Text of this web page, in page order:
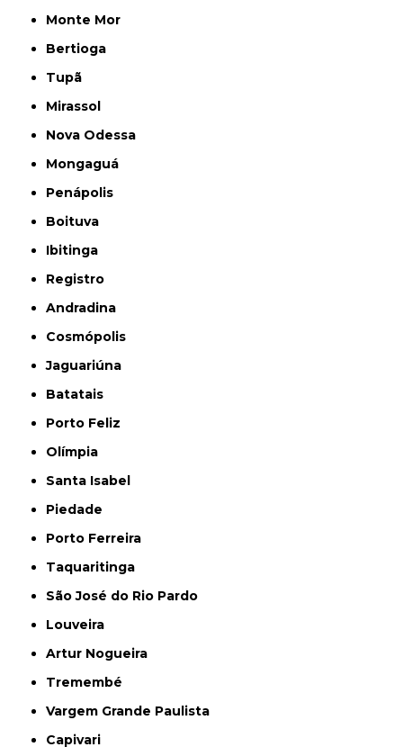
Monte Mor
Bertioga
Tupã
Mirassol
Nova Odessa
Mongaguá
Penápolis
Boituva
Ibitinga
Registro
Andradina
Cosmópolis
Jaguariúna
Batatais
Porto Feliz
Olímpia
Santa Isabel
Piedade
Porto Ferreira
Taquaritinga
São José do Rio Pardo
Louveira
Artur Nogueira
Tremembé
Vargem Grande Paulista
Capivari